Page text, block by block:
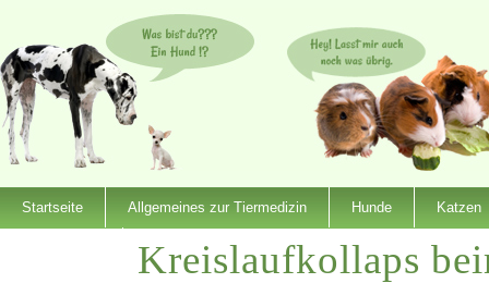
Startseite Allgemeines zur Tiermedizin Hunde Katzen
Kreislaufkollaps